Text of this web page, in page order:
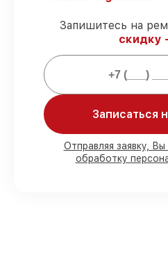
защищены
3 лет.
Мы гарантируем:
80%
присутствии
установке в
доступны для
Запишитесь на
скидку
Записаться
Отправляя заявку,
обработку